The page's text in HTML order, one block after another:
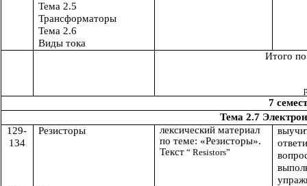
Тема 2.5
Трансформаторы
Тема 2.6
Виды тока
Итого по
7
Тема 2.7
129-
134
Резисторы
лексический материал
по теме: «Резисторы».
Текст “ Resistors”